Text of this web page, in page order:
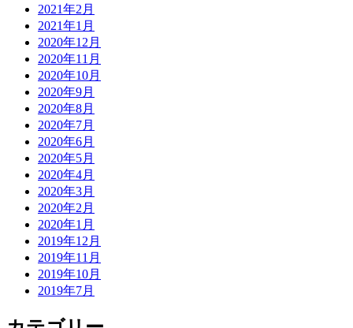
2021年2月
2021年1月
2020年12月
2020年11月
2020年10月
2020年9月
2020年8月
2020年7月
2020年6月
2020年5月
2020年4月
2020年3月
2020年2月
2020年1月
2019年12月
2019年11月
2019年10月
2019年7月